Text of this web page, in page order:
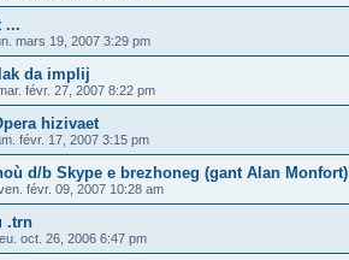
...
mars 19, 2007 3:29 pm
da implij
févr. 27, 2007 8:22 pm
hizivaet
févr. 17, 2007 3:15 pm
d/b Skype e brezhoneg (gant Alan Monfort)
févr. 09, 2007 10:28 am
.trn
oct. 26, 2006 6:47 pm